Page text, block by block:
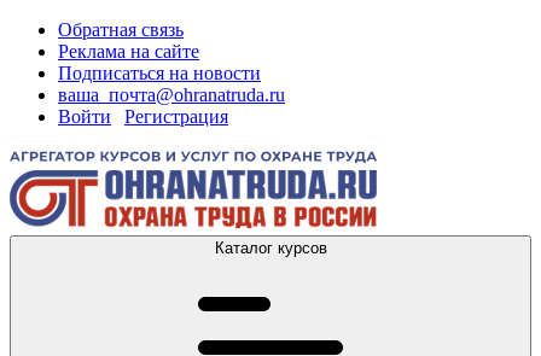
Обратная связь
Реклама на сайте
Подписаться на новости
ваша_почта@ohranatruda.ru
Войти
Регистрация
Каталог курсов